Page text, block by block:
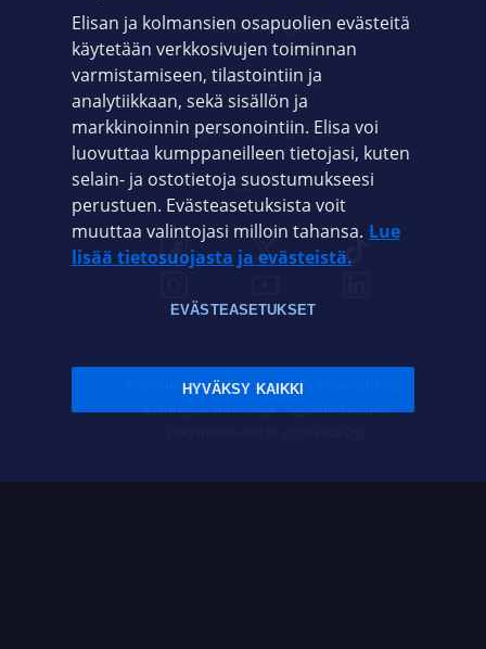
OMAYHTEISÖ
VIANSELVITYS
ASIAKASPALVELU
ELISA.FI
Sopimusehdot Tietosuoja Evästeasetukset
Sääntelyviranomaiset Saavutettavuus
Elisan ja kolmansien osapuolien evästeitä
käytetään verkkosivujen toiminnan
varmistamiseen, tilastointiin ja
analytiikkaan, sekä sisällön ja
markkinoinnin personointiin. Elisa voi
luovuttaa kumppaneilleen tietojasi, kuten
selain- ja ostotietoja suostumukseesi
perustuen. Evästeasetuksista voit
muuttaa valintojasi milloin tahansa. Lue
lisää tietosuojasta ja evästeistä.
EVÄSTEASETUKSET
HYVÄKSY KAIKKI